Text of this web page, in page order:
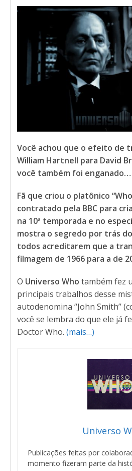
Você achou que o efeito de
William Hartnell para David
você também foi enganado…
Fã que criou o platônico
contratado pela BBC para
na 10ª temporada e no
mostra o segredo por trás
todos acreditarem que a
filmagem de 1966 para a de
O Universo Who também fez
principais trabalhos desse
autodenomina “John Smith”
você se lembra do que ele já
Doctor Who. (mais…)
Universo
Publicações feitas por
momento fizeram parte da